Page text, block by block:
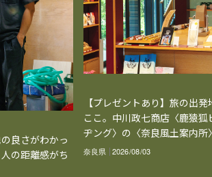
良さがわかっ
の距離感がち
【プレゼントあり】旅の出発
ここ。中川政七商店〈鹿猿狐
ヂング〉の〈奈良風土案内所
奈良県 2026/08/03